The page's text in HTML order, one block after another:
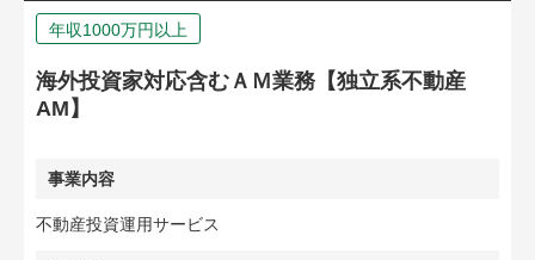
年収1000万円以上
海外投資家対応含むＡＭ業務【独立系不動産
AM】
事業内容
不動産投資運用サービス